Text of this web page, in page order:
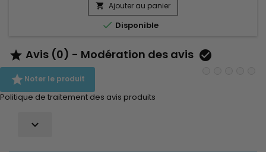
 Ajouter au panier
 Disponible
 Avis (0) - Modération des avis 
Noter le produit
Politique de traitement des avis produits
